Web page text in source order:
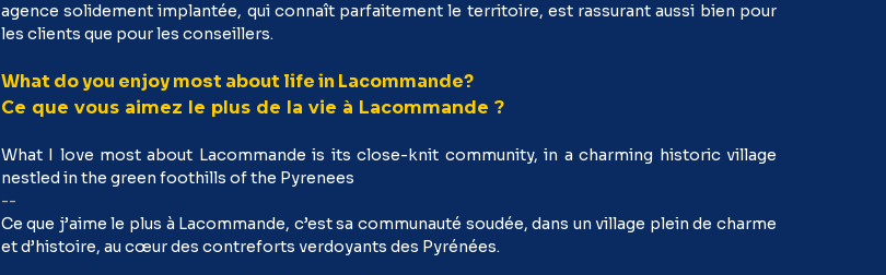
agence solidement implantée, qui connaît parfaitement le territoire, est rassurant aussi bien pour
les clients que pour les conseillers.
What do you enjoy most about life in Lacommande?
Ce que vous aimez le plus de la vie à Lacommande ?
What I love most about Lacommande is its close-knit community, in a charming historic village
nestled in the green foothills of the Pyrenees
--
Ce que j’aime le plus à Lacommande, c’est sa communauté soudée, dans un village plein de charme
et d’histoire, au cœur des contreforts verdoyants des Pyrénées.